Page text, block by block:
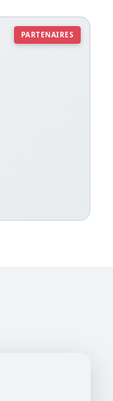
PARTENAIRES